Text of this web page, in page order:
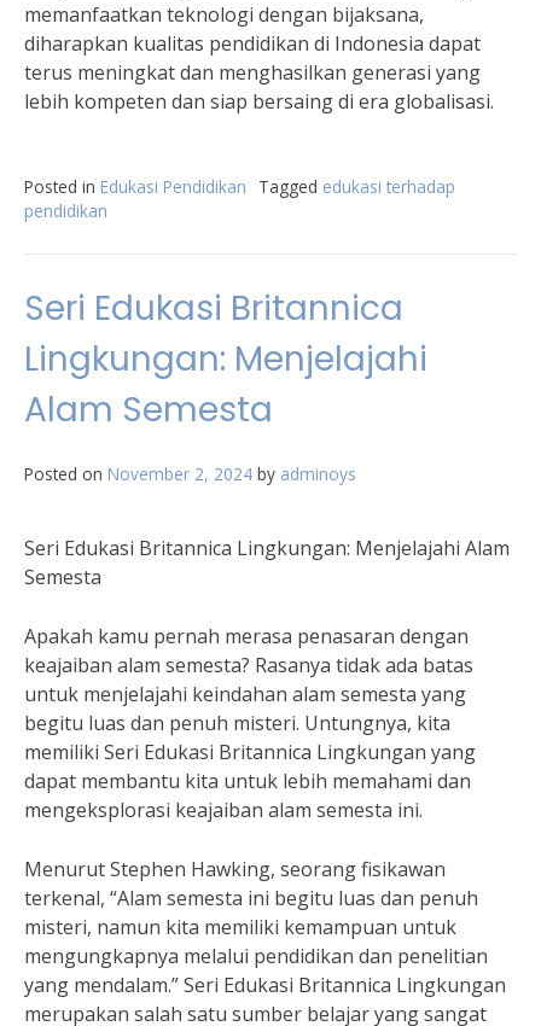
memanfaatkan teknologi dengan bijaksana,
diharapkan kualitas pendidikan di Indonesia dapat
terus meningkat dan menghasilkan generasi yang
lebih kompeten dan siap bersaing di era globalisasi.
Posted in Edukasi Pendidikan Tagged edukasi terhadap
pendidikan
Seri Edukasi Britannica
Lingkungan: Menjelajahi
Alam Semesta
Posted on November 2, 2024 by adminoys
Seri Edukasi Britannica Lingkungan: Menjelajahi Alam
Semesta
Apakah kamu pernah merasa penasaran dengan
keajaiban alam semesta? Rasanya tidak ada batas
untuk menjelajahi keindahan alam semesta yang
begitu luas dan penuh misteri. Untungnya, kita
memiliki Seri Edukasi Britannica Lingkungan yang
dapat membantu kita untuk lebih memahami dan
mengeksplorasi keajaiban alam semesta ini.
Menurut Stephen Hawking, seorang fisikawan
terkenal, “Alam semesta ini begitu luas dan penuh
misteri, namun kita memiliki kemampuan untuk
mengungkapnya melalui pendidikan dan penelitian
yang mendalam.” Seri Edukasi Britannica Lingkungan
merupakan salah satu sumber belajar yang sangat